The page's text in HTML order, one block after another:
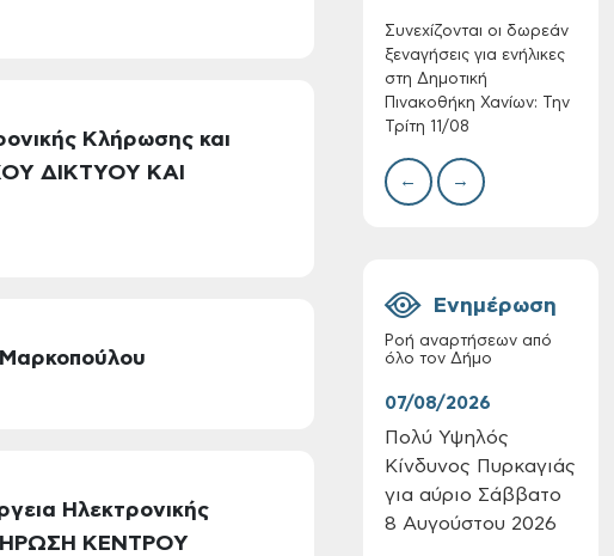
Κλήρωσης και
ΔΙΚΤΥΟΥ ΚΑΙ
Ηλεκτρονικής
ΚΕΝΤΡΟΥ
08-2026
Επαναλειτουργία
του συστήματος
Συνεχίζονται οι δωρεάν
ξεναγήσεις για ενήλικες
στη Δημοτική
Πινακοθήκη Χανίων: Την
Τρίτη 11/08
← →
Ενημέρωση
Ροή αναρτήσεων από
όλο τον Δήμο
07/08/2026
Πολύ Υψηλός
Κίνδυνος Πυρκαγιάς
για αύριο Σάββατο
8 Αυγούστου 2026